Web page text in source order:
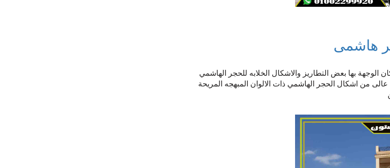
هاشمى
بها بعض التطاريز والاشكال الخلابه للحجر الهاشمي
عالى من اشكال الحجر الهاشمي ذات الالوان المبهجه المريحة